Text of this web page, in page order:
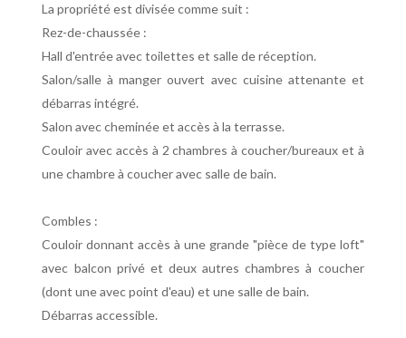
La propriété est divisée comme suit :
Rez-de-chaussée :
Hall d'entrée avec toilettes et salle de réception.
Salon/salle à manger ouvert avec cuisine attenante et
débarras intégré.
Salon avec cheminée et accès à la terrasse.
Couloir avec accès à 2 chambres à coucher/bureaux et à
une chambre à coucher avec salle de bain.
Combles :
Couloir donnant accès à une grande "pièce de type loft"
avec balcon privé et deux autres chambres à coucher
(dont une avec point d'eau) et une salle de bain.
Débarras accessible.